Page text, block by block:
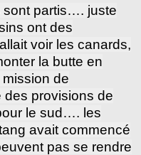
sont partis…. juste
ont des
voir les canards,
la butte en
de
provisions de
le sud…. les
avait commencé
pas se rendre